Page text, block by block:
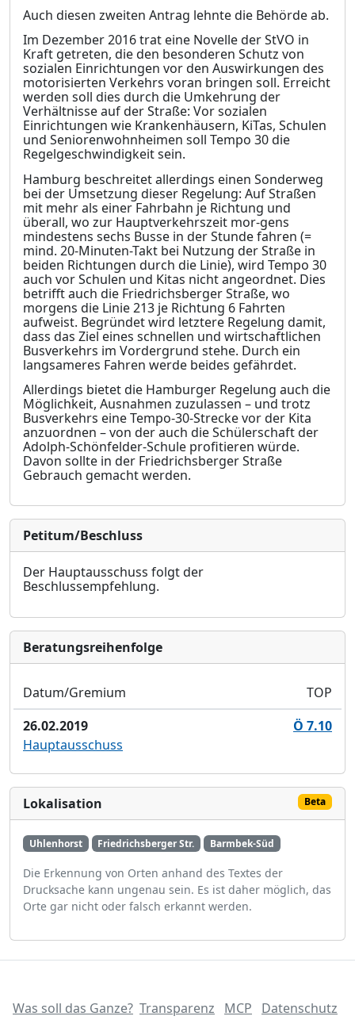
Auch diesen zweiten Antrag lehnte die Behörde ab.
Im Dezember 2016 trat eine Novelle der StVO in
Kraft getreten, die den besonderen Schutz von
sozialen Einrichtungen vor den Auswirkungen des
motorisierten Verkehrs voran bringen soll. Erreicht
werden soll dies durch die Umkehrung der
Verhältnisse auf der Straße: Vor sozialen
Einrichtungen wie Krankenhäusern, KiTas, Schulen
und Seniorenwohnheimen soll Tempo 30 die
Regelgeschwindigkeit sein.
Hamburg beschreitet allerdings einen Sonderweg
bei der Umsetzung dieser Regelung: Auf Straßen
mit mehr als einer Fahrbahn je Richtung und
überall, wo zur Hauptverkehrszeit mor-gens
mindestens sechs Busse in der Stunde fahren (=
mind. 20-Minuten-Takt bei Nutzung der Straße in
beiden Richtungen durch die Linie), wird Tempo 30
auch vor Schulen und Kitas nicht angeordnet. Dies
betrifft auch die Friedrichsberger Straße, wo
morgens die Linie 213 je Richtung 6 Fahrten
aufweist. Begründet wird letztere Regelung damit,
dass das Ziel eines schnellen und wirtschaftlichen
Busverkehrs im Vordergrund stehe. Durch ein
langsameres Fahren werde beides gefährdet.
Allerdings bietet die Hamburger Regelung auch die
Möglichkeit, Ausnahmen zuzulassen – und trotz
Busverkehrs eine Tempo-30-Strecke vor der Kita
anzuordnen – von der auch die Schülerschaft der
Adolph-Schönfelder-Schule profitieren würde.
Davon sollte in der Friedrichsberger Straße
Gebrauch gemacht werden.
Petitum/Beschluss
Der Hauptausschuss folgt der
Beschlussempfehlung.
Bera­tungs­reihen­folge
Datum/Gremium
TOP
26.02.2019
Ö 7.10
Hauptausschuss
Lokalisation Beta
Uhlenhorst Friedrichsberger Str. Barmbek-Süd
Die Erkennung von Orten anhand des Textes der
Drucksache kann ungenau sein. Es ist daher möglich, das
Orte gar nicht oder falsch erkannt werden.
Was soll das Ganze? Transparenz MCP
Datenschutz